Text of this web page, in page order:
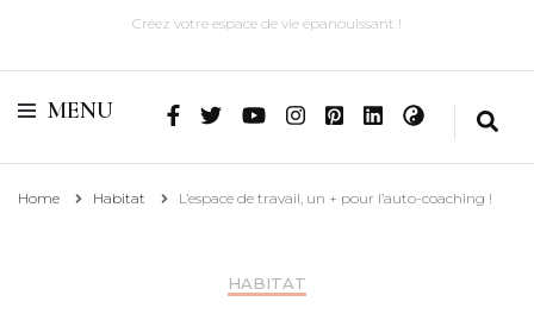
Créez votre espace de vie épanouissant !
MENU
Home Habitat L’espace de travail, un + pour l’auto-coaching !
HABITAT